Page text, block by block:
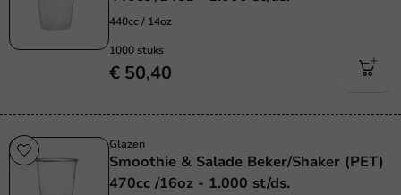
440cc / 14oz
1000 stuks
€ 50,40
Glazen
Smoothie & Salade Beker/Shaker (PET)
470cc /16oz - 1.000 st/ds.